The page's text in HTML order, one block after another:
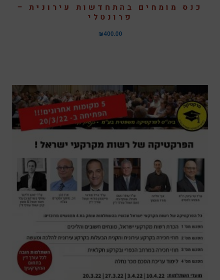
כנס מומחים בהתחדשות עירונית –
פרונטלי
₪400.00